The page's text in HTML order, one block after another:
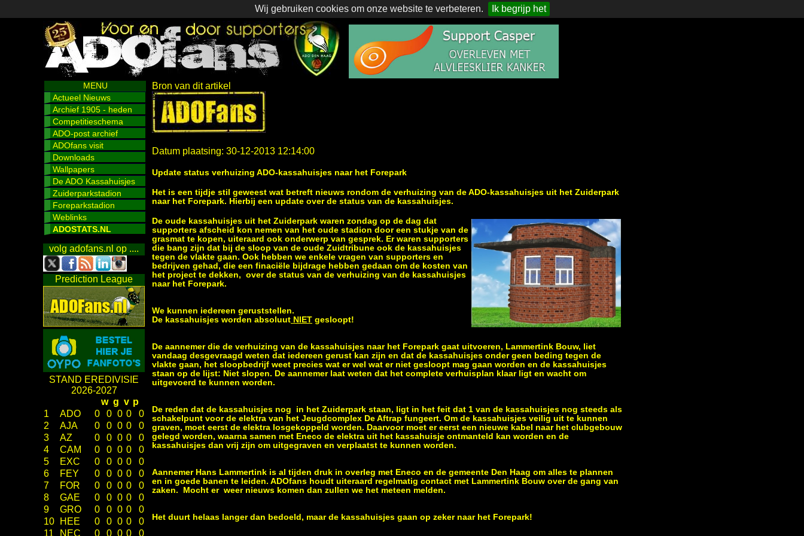
Wij gebruiken cookies om onze website te verbeteren. Ik begrijp het
MENU
Actueel Nieuws
Archief 1905 - heden
Competitieschema
ADO-post archief
ADOfans visit
Downloads
Wallpapers
De ADO Kassahuisjes
Zuiderparkstadion
Foreparkstadion
Weblinks
ADOSTATS.NL
volg adofans.nl op ....
Prediction League
STAND EREDIVISIE
2026-2027
w g v p
1
ADO 0 0 0 0
0
2
AJA 0 0 0 0
0
3
AZ 0 0 0 0
0
4
CAM 0 0 0 0
0
5
EXC 0 0 0 0
0
6
FEY 0 0 0 0
0
7
FOR 0 0 0 0
0
8
GAE 0 0 0 0
0
9
GRO 0 0 0 0
0
10
HEE 0 0 0 0
0
11
NEC 0 0 0 0 0
Bron van dit artikel
Datum plaatsing: 30-12-2013 12:14:00
Update status verhuizing ADO-kassahuisjes naar het Forepark
Het is een tijdje stil geweest wat betreft nieuws rondom de verhuizing van de ADO-kassahuisjes uit het Zuiderpark
naar het Forepark. Hierbij een update over de status van de kassahuisjes.
De oude kassahuisjes uit het Zuiderpark waren zondag op de dag dat
supporters afscheid kon nemen van het oude stadion door een stukje van de
grasmat te kopen, uiteraard ook onderwerp van gesprek. Er waren supporters
die bang zijn dat bij de sloop van de oude Zuidtribune ook de kassahuisjes
tegen de vlakte gaan. Ook hebben we enkele vragen van supporters en
bedrijven gehad, die een finaciële bijdrage hebben gedaan om de kosten van
het project te dekken, over de status van de verhuizing van de kassahuisjes
naar het Forepark.
We kunnen iedereen geruststellen.
De kassahuisjes worden absoluut NIET gesloopt!
De aannemer die de verhuizing van de kassahuisjes naar het Forepark gaat uitvoeren, Lammertink Bouw, liet
vandaag desgevraagd weten dat iedereen gerust kan zijn en dat de kassahuisjes onder geen beding tegen de
vlakte gaan, het sloopbedrijf weet precies wat er wel wat er niet gesloopt mag gaan worden en de kassahuisjes
staan op de lijst: Niet slopen. De aannemer laat weten dat het complete verhuisplan klaar ligt en wacht om
uitgevoerd te kunnen worden.
De reden dat de kassahuisjes nog in het Zuiderpark staan, ligt in het feit dat 1 van de kassahuisjes nog steeds als
schakelpunt voor de elektra van het Jeugdcomplex De Aftrap fungeert. Om de kassahuisjes veilig uit te kunnen
graven, moet eerst de elektra losgekoppeld worden. Daarvoor moet er eerst een nieuwe kabel naar het clubgebouw
gelegd worden, waarna samen met Eneco de elektra uit het kassahuisje ontmanteld kan worden en de
kassahuisjes dan vrij zijn om uitgegraven en verplaatst te kunnen worden.
Aannemer Hans Lammertink is al tijden druk in overleg met Eneco en de gemeente Den Haag om alles te plannen
en in goede banen te leiden. ADOfans houdt uiteraard regelmatig contact met Lammertink Bouw over de gang van
zaken. Mocht er weer nieuws komen dan zullen we het meteen melden.
Het duurt helaas langer dan bedoeld, maar de kassahuisjes gaan op zeker naar het Forepark!